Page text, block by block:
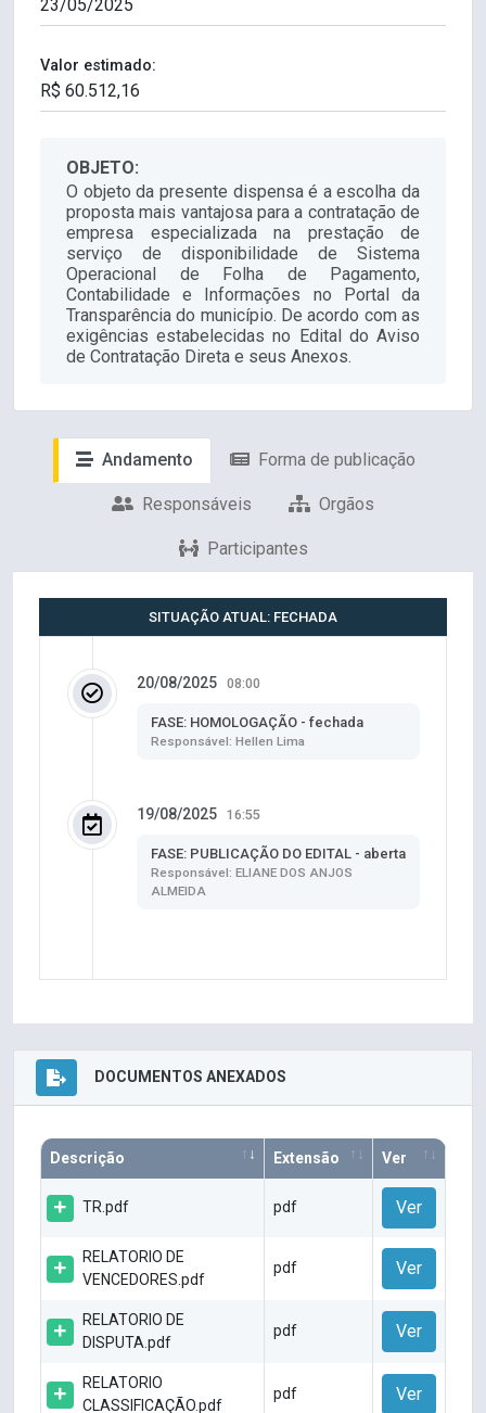
Valor estimado:
OBJETO:
O objeto da presente dispensa é a escolha da
proposta mais vantajosa para a contratação de
empresa especializada na prestação de
serviço de disponibilidade de Sistema
Operacional de Folha de Pagamento,
Contabilidade e Informações no Portal da
Transparência do município. De acordo com as
exigências estabelecidas no Edital do Aviso
de Contratação Direta e seus Anexos.
Andamento Forma de publicação
Responsáveis Orgãos
Participantes
SITUAÇÃO ATUAL: FECHADA
20/08/2025 08:00
FASE: HOMOLOGAÇÃO - fechada
Responsável: Hellen Lima
19/08/2025 16:55
FASE: PUBLICAÇÃO DO EDITAL - aberta
Responsável: ELIANE DOS ANJOS
ALMEIDA
DOCUMENTOS ANEXADOS
Descrição Extensão Ver
TR.pdf pdf Ver
RELATORIO DE
VENCEDORES.pdf
pdf Ver
RELATORIO DE
DISPUTA.pdf
pdf Ver
RELATORIO
CLASSIFICAÇÃO.pdf
pdf Ver